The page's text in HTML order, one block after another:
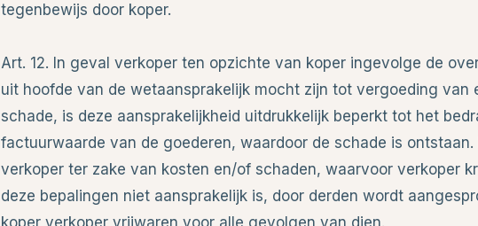
tegenbewijs door koper.
Art. 12. In geval verkoper ten opzichte van koper ingevolge de
uit hoofde van de wetaansprakelijk mocht zijn tot vergoeding van
schade, is deze aansprakelijkheid uitdrukkelijk beperkt tot het
factuurwaarde van de goederen, waardoor de schade is ontstaan.
verkoper ter zake van kosten en/of schaden, waarvoor verkoper
deze bepalingen niet aansprakelijk is, door derden wordt
koper verkoper vrijwaren voor alle gevolgen van dien.